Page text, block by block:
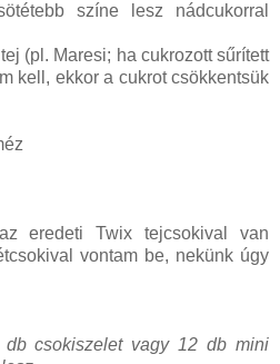
színe lesz nádcukorral
(pl. Maresi; ha cukrozott sűrített
kell, ekkor a cukrot csökkentsük
eredeti Twix tejcsokival van
vontam be, nekünk úgy
csokiszelet vagy 12 db mini